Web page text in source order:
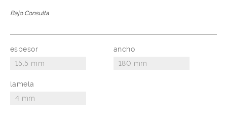
Bajo Consulta
espesor ancho
lamela